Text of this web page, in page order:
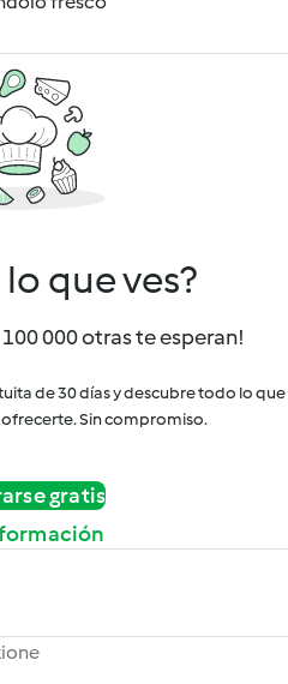
lo que ves?
000 otras te esperan!
de 30 días y descubre todo lo que
Sin compromiso.
gratis